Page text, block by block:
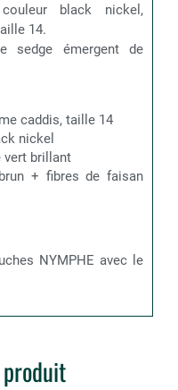
black nickel,
14.
sedge émergent de
caddis, taille 14
nickel
vert brillant
+ fibres de faisan
NYMPHE avec le